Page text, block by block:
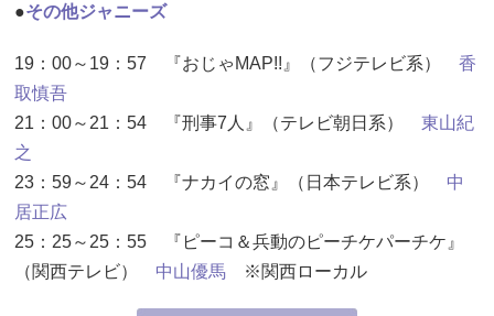
●その他ジャニーズ
19：00～19：57 『おじゃMAP!!』（フジテレビ系） 香
取慎吾
21：00～21：54 『刑事7人』（テレビ朝日系） 東山紀
之
23：59～24：54 『ナカイの窓』（日本テレビ系） 中
居正広
25：25～25：55 『ピーコ＆兵動のピーチケパーチケ』
（関西テレビ） 中山優馬 ※関西ローカル